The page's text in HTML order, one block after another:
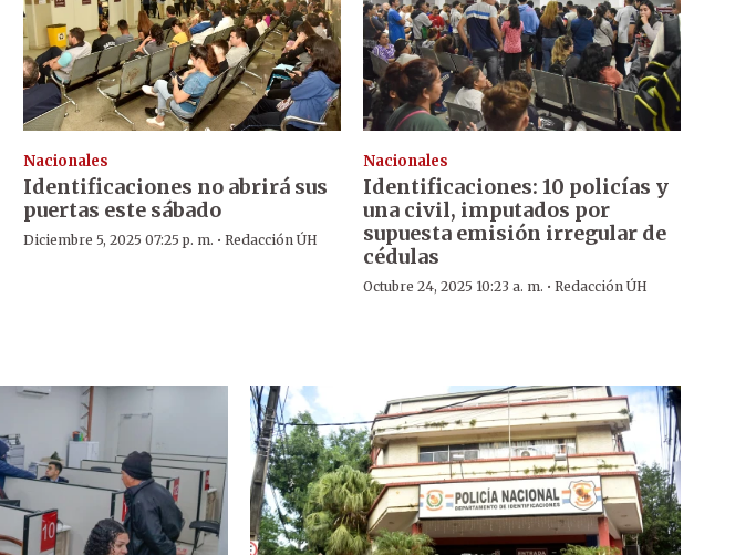
Nacionales
Identificaciones no abrirá sus
puertas este sábado
Diciembre 5, 2025 07:25 p. m. · Redacción ÚH
Nacionales
Identificaciones: 10 policías y
una civil, imputados por
supuesta emisión irregular de
cédulas
Octubre 24, 2025 10:23 a. m. · Redacción ÚH